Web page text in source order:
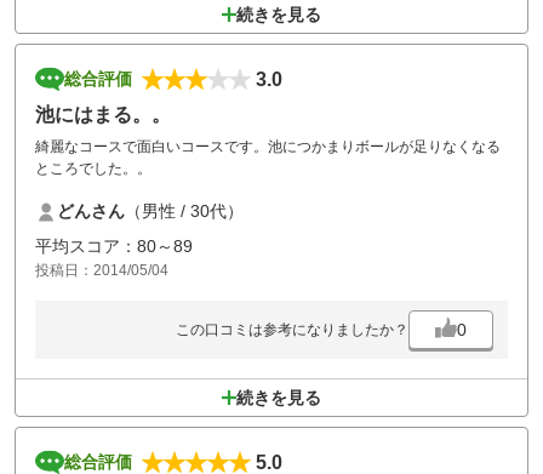
続きを見る
総合評価
3.0
池にはまる。。
綺麗なコースで面白いコースです。池につかまりボールが足りなくなる
ところでした。。
どんさん （男性 / 30代）
平均スコア：80～89
投稿日：2014/05/04
この口コミは参考になりましたか？ 0
続きを見る
総合評価
5.0